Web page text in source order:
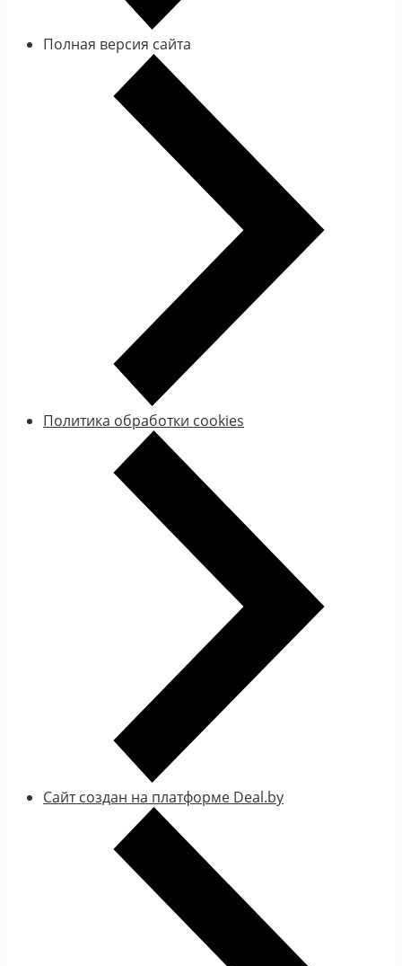
Полная версия сайта
Политика обработки cookies
Сайт создан на платформе Deal.by